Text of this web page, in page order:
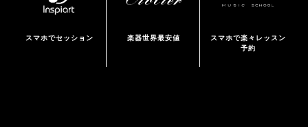
スマホでセッション 楽器世界最安値
スマホで楽々レッスン
予約